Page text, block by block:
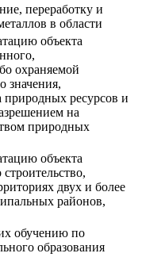
переработку и
в области
объекта
охраняемой
значения,
природных ресурсов и
на
природных
объекта
двух и более
районов,
обучению по
образования